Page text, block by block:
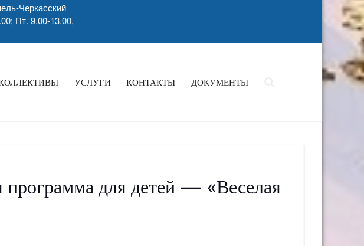
Черкасский
Пт. 9.00-13.00,
УСЛУГИ КОНТАКТЫ ДОКУМЕНТЫ
программа для детей — «Веселая